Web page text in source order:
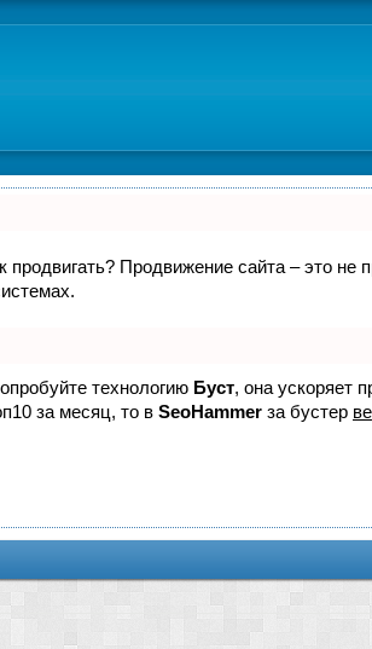
продвигать? Продвижение сайта – это
технологию Буст, она ускоряет
за месяц, то в SeoHammer за бустер